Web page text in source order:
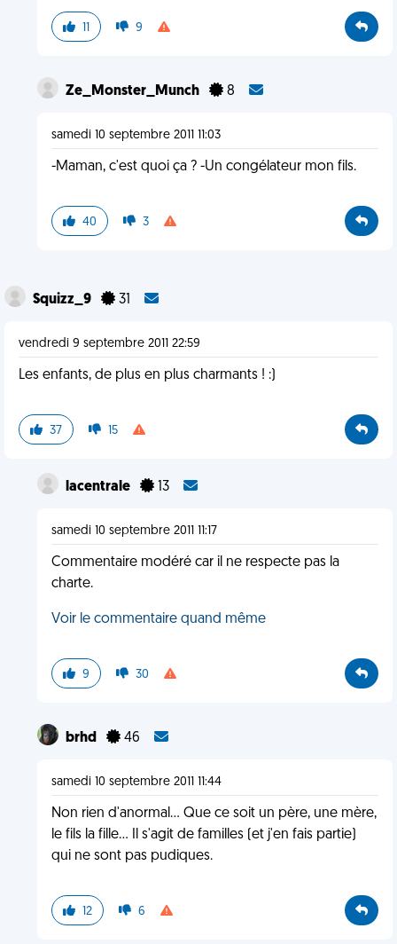
11 9
Ze_Monster_Munch 8
samedi 10 septembre 2011 11:03
-Maman, c'est quoi ça ? -Un congélateur mon fils.
40 3
Squizz_9 31
vendredi 9 septembre 2011 22:59
Les enfants, de plus en plus charmants ! :)
37 15
lacentrale 13
samedi 10 septembre 2011 11:17
Commentaire modéré car il ne respecte pas la
charte.
Voir le commentaire quand même
9 30
brhd 46
samedi 10 septembre 2011 11:44
Non rien d'anormal... Que ce soit un père, une mère,
le fils la fille... Il s'agit de familles (et j'en fais partie)
qui ne sont pas pudiques.
12 6